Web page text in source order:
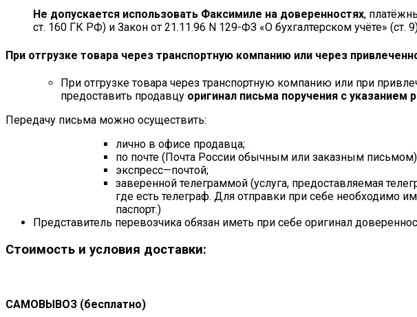
Не допускается использовать Факсимиле на доверенностях,
ст. 160 ГК РФ) и Закон от 21.11.96 N 129-ФЗ «О бухгалтерском учёте» (ст.
При отгрузке товара через транспортную компанию или через
При отгрузке товара через транспортную компанию или при
предоставить продавцу оригинал письма поручения с указанием
Передачу письма можно осуществить:
лично в офисе продавца;
по почте (Почта России обычным или заказным
экспресс—почтой;
заверенной телеграммой (услуга, предоставляемая
где есть телеграф. Для отправки при себе необходимо
паспорт.)
Представитель перевозчика обязан иметь при себе оригинал
Стоимость и условия доставки:
САМОВЫВОЗ (бесплатно)